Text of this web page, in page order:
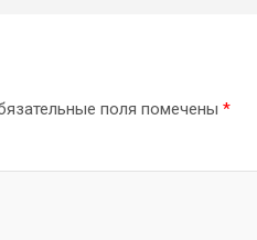
поля помечены *